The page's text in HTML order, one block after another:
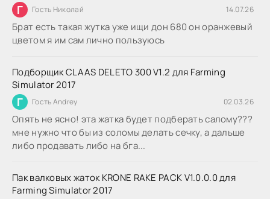
Г Гость Николай 14.07.26
Брат есть такая жутка уже ищи дон 680 он оранжевый
цветом я им сам лично пользуюсь
Подборщик CLAAS DELETO 300 V1.2 для Farming
Simulator 2017
Г Гость Andrey 02.03.26
Опять не ясно! эта жатка будет подберать салому???
мне нужно что бы из соломы делать сечку, а дальше
либо продавать либо на бга...
Пак валковых жаток KRONE RAKE PACK V1.0.0.0 для
Farming Simulator 2017